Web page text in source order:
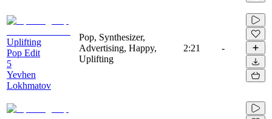
Uplifting
Pop Edit
5
Yevhen
Lokhmatov
Pop, Synthesizer,
Advertising, Happy,
Uplifting
2:21 -